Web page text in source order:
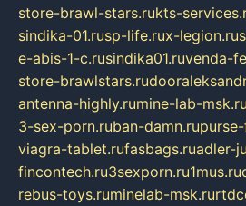
store-brawl-stars.rukts-
sindika-01.rusp-life.rux-legion.ru
e-abis-1-c.rusindika01.ruvenda-
store-brawlstars.ru
antenna-highly.rumine-lab-msk.ru
3-sex-porn.ruban-damn.ru
viagra-tablet.rufasbags.ruadler-
fincontech.ru3sexporn.ru1mus.ru
rebus-toys.ruminelab-msk.ru